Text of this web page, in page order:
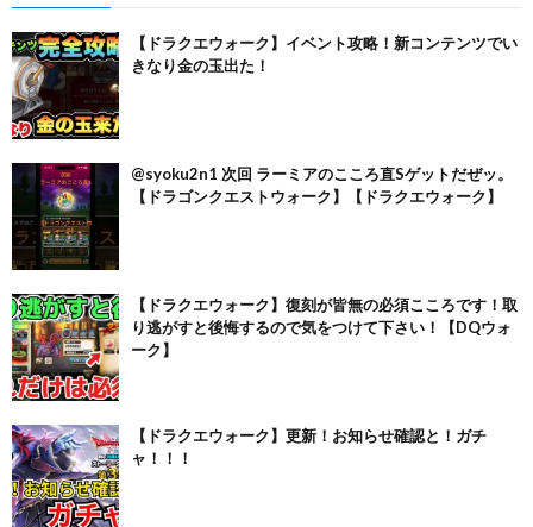
【ドラクエウォーク】イベント攻略！新コンテンツでい
きなり金の玉出た！
@syoku2n1 次回 ラーミアのこころ直Sゲットだぜッ。
【ドラゴンクエストウォーク】【ドラクエウォーク】
【ドラクエウォーク】復刻が皆無の必須こころです！取
り逃がすと後悔するので気をつけて下さい！【DQウォ
ーク】
【ドラクエウォーク】更新！お知らせ確認と！ガチ
ャ！！！